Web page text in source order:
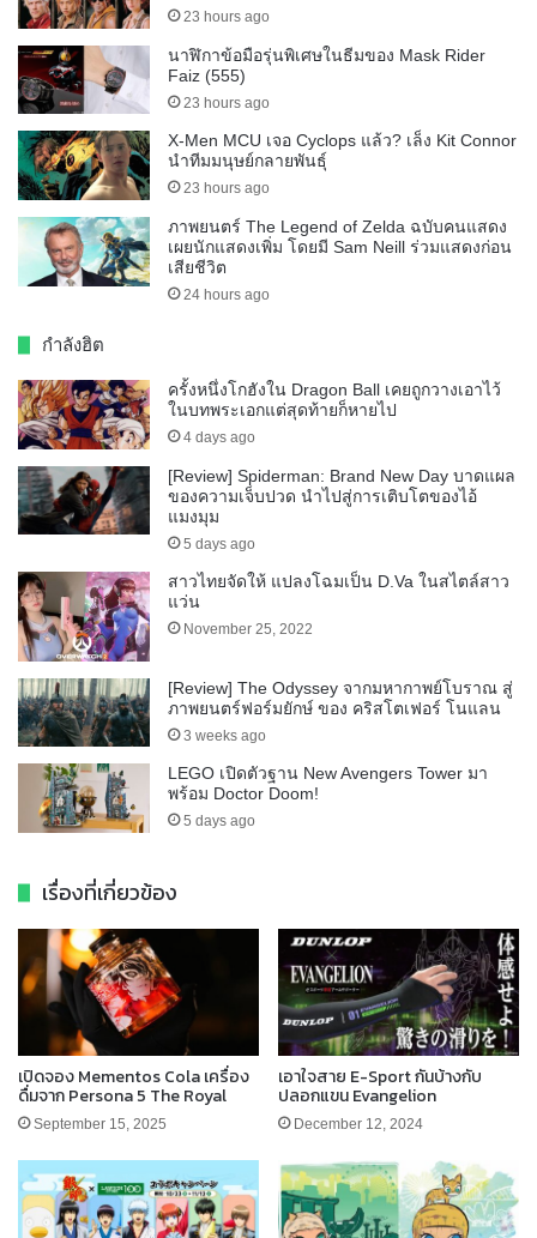
23 hours ago
นาฬิกาข้อมือรุ่นพิเศษในธีมของ Mask Rider
Faiz (555)
23 hours ago
X-Men MCU เจอ Cyclops แล้ว? เล็ง Kit Connor
นำทีมมนุษย์กลายพันธุ์
23 hours ago
ภาพยนตร์ The Legend of Zelda ฉบับคนแสดง
เผยนักแสดงเพิ่ม โดยมี Sam Neill ร่วมแสดงก่อน
เสียชีวิต
24 hours ago
กำลังฮิต
ครั้งหนึ่งโกฮังใน Dragon Ball เคยถูกวางเอาไว้
ในบทพระเอกแต่สุดท้ายก็หายไป
4 days ago
[Review] Spiderman: Brand New Day บาดแผล
ของความเจ็บปวด นำไปสู่การเติบโตของไอ้
แมงมุม
5 days ago
สาวไทยจัดให้ แปลงโฉมเป็น D.Va ในสไตล์สาว
แว่น
November 25, 2022
[Review] The Odyssey จากมหากาพย์โบราณ สู่
ภาพยนตร์ฟอร์มยักษ์ ของ คริสโตเฟอร์ โนแลน
3 weeks ago
LEGO เปิดตัวฐาน New Avengers Tower มา
พร้อม Doctor Doom!
5 days ago
เรื่องที่เกี่ยวข้อง
เปิดจอง Mementos Cola เครื่อง
ดื่มจาก Persona 5 The Royal
September 15, 2025
เอาใจสาย E-Sport กันบ้างกับ
ปลอกแขน Evangelion
December 12, 2024